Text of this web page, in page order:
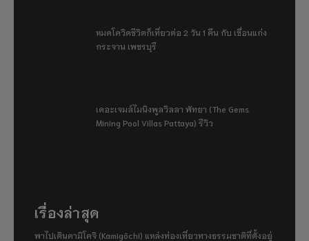
หมดโควิดชีวิตก็เที่ยวต่อ 2 วัน 1 คืน กับ เขื่อนแก่ง
กระจาน เพชรบุรี
เดอะเจมส์ไมนิงพูลวิลลา พัทยา (The Gems
Mining Pool Villas Pattaya) รีวิว
เรื่องล่าสุด
พาไปเดินคามิโคจิ (Kamigōchi) แหล่งท่องเที่ยวทางธรรมชาติที่ตั้งอยู่